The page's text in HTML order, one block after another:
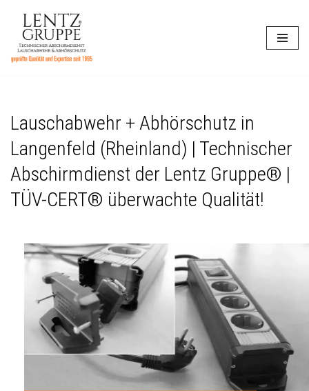
Zum
Inhalt
Lauschabwehr + Abhörschutz in
Langenfeld (Rheinland) | Technischer
Abschirmdienst der Lentz Gruppe® |
TÜV-CERT® überwachte Qualität!